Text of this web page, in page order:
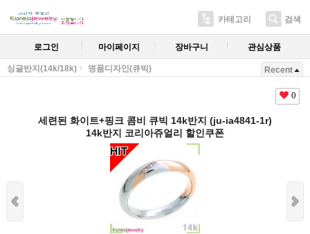
카테고리 검색
로그인 마이페이지 장바구니 관심상품
싱글반지(14k/18k) 명품디자인(큐빅) Recent
0
세련된 화이트+핑크 콤비 큐빅 14k반지 (ju-ia4841-1r)
14k반지 코리아쥬얼리 할인쿠폰